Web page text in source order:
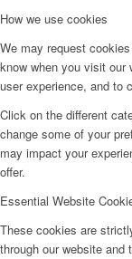
How we use cookies
We may request
know when you visit our
user experience, and to
Click on the different
change some of your
may impact your
offer.
Essential Website
These cookies are
through our website